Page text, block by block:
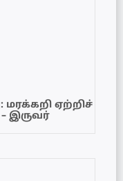
ஏற்றிச்
இருவர்